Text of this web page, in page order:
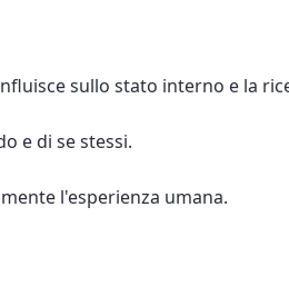
sullo stato interno e la
e di se stessi.
l'esperienza umana.